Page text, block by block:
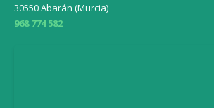
30550 Abarán (Murcia)
968 774 582